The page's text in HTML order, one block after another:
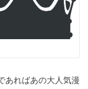
あればあの大人気漫